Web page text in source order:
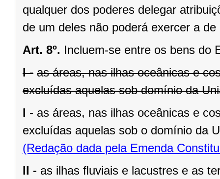
qualquer dos poderes delegar
de um deles não poderá exercer a de
Art. 8º. Incluem-se entre os bens do
I - as áreas, nas ilhas oceânicas e
excluídas aquelas sob domínio da
I - as áreas, nas ilhas oceânicas e
excluídas aquelas sob o domínio da
(Redação dada pela Emenda
II - as ilhas ﬂuviais e lacustres e as